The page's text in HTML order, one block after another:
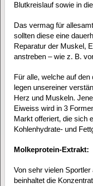
Blutkreislauf sowie in
Das vermag für
sollten diese eine
Reparatur der Muskel,
anstreben – wie z. B.
Für alle, welche auf
legen unsereiner
Herz und Muskeln.
Eiweiss wird in 3
Markt offeriert, die sich
Kohlenhydrate- und
Molkeprotein-Extrakt:
Von sehr vielen
beinhaltet die